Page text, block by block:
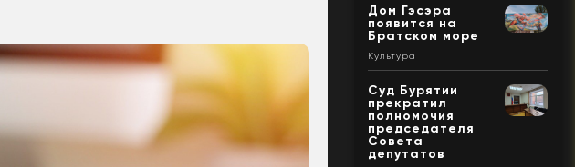
Дом Гэсэра
появится на
Братском море
Культура
Суд Бурятии
прекратил
полномочия
председателя
Совета
депутатов